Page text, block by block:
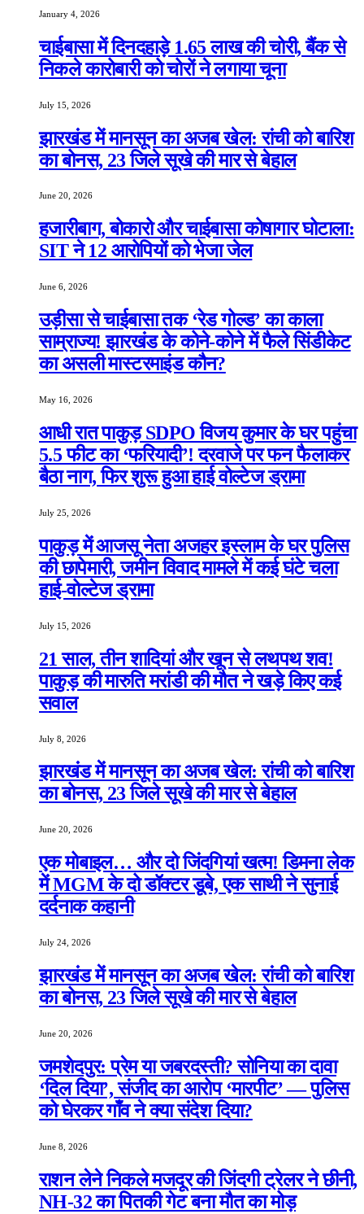
January 4, 2026
चाईबासा में दिनदहाड़े 1.65 लाख की चोरी, बैंक से
निकले कारोबारी को चोरों ने लगाया चूना
July 15, 2026
झारखंड में मानसून का अजब खेल: रांची को बारिश
का बोनस, 23 जिले सूखे की मार से बेहाल
June 20, 2026
हजारीबाग, बोकारो और चाईबासा कोषागार घोटाला:
SIT ने 12 आरोपियों को भेजा जेल
June 6, 2026
उड़ीसा से चाईबासा तक ‘रेड गोल्ड’ का काला
साम्राज्य! झारखंड के कोने-कोने में फैले सिंडीकेट
का असली मास्टरमाइंड कौन?
May 16, 2026
आधी रात पाकुड़ SDPO विजय कुमार के घर पहुंचा
5.5 फीट का ‘फरियादी’! दरवाजे पर फन फैलाकर
बैठा नाग, फिर शुरू हुआ हाई वोल्टेज ड्रामा
July 25, 2026
पाकुड़ में आजसू नेता अजहर इस्लाम के घर पुलिस
की छापेमारी, जमीन विवाद मामले में कई घंटे चला
हाई-वोल्टेज ड्रामा
July 15, 2026
21 साल, तीन शादियां और खून से लथपथ शव!
पाकुड़ की मारुति मरांडी की मौत ने खड़े किए कई
सवाल
July 8, 2026
झारखंड में मानसून का अजब खेल: रांची को बारिश
का बोनस, 23 जिले सूखे की मार से बेहाल
June 20, 2026
एक मोबाइल… और दो जिंदगियां खत्म! डिमना लेक
में MGM के दो डॉक्टर डूबे, एक साथी ने सुनाई
दर्दनाक कहानी
July 24, 2026
झारखंड में मानसून का अजब खेल: रांची को बारिश
का बोनस, 23 जिले सूखे की मार से बेहाल
June 20, 2026
जमशेदपुर: प्रेम या जबरदस्ती? सोनिया का दावा
‘दिल दिया’, संजीद का आरोप ‘मारपीट’ — पुलिस
को घेरकर गाँव ने क्या संदेश दिया?
June 8, 2026
राशन लेने निकले मजदूर की जिंदगी ट्रेलर ने छीनी,
NH-32 का पितकी गेट बना मौत का मोड़